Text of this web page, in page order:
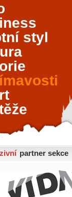
styl
partner sekce